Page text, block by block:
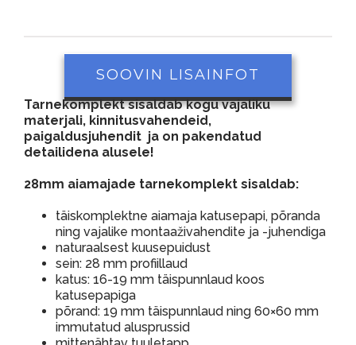
SOOVIN LISAINFOT
Tarnekomplekt sisaldab kogu vajaliku
materjali, kinnitusvahendeid,
paigaldusjuhendit ja on pakendatud
detailidena alusele!
28mm aiamajade tarnekomplekt sisaldab:
täiskomplektne aiamaja katusepapi, põranda
ning vajalike montaaživahendite ja -juhendiga
naturaalsest kuusepuidust
sein: 28 mm profiillaud
katus: 16-19 mm täispunnlaud koos
katusepapiga
põrand: 19 mm täispunnlaud ning 60×60 mm
immutatud alusprussid